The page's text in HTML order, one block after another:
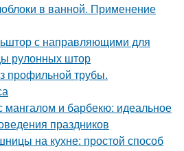
в ванной. Применение
с направляющими для
рулонных штор
профильной трубы.
мангалом и барбекю: идеальное
праздников
на кухне: простой способ